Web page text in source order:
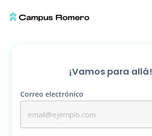
¡Vamos para allá!
Correo electrónico